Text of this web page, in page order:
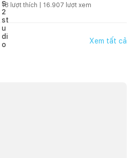
18 lượt thích | 16.907 lượt xem
Xem tất cả